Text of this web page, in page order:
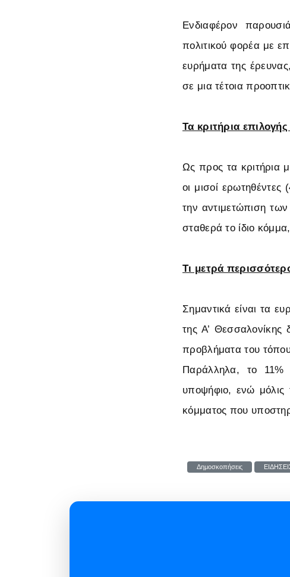
Ενδιαφέρον
πολιτικού φορέα με
ευρήματα της
σε μια τέτοια
Τα κριτήρια
Ως προς τα κριτήρια
οι μισοί
την αντιμετώπιση
σταθερά το ίδιο
Τι μετρά
Σημαντικά είναι τα
της Α’
προβλήματα του
Παράλληλα, το 11%
υποψήφιο, ενώ μόλις
κόμματος που
Δημοσκοπήσεις